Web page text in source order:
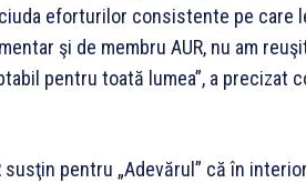
eforturilor consistente pe care
şi de membru AUR, nu am
pentru toată lumea”, a precizat
pentru „Adevărul” că în